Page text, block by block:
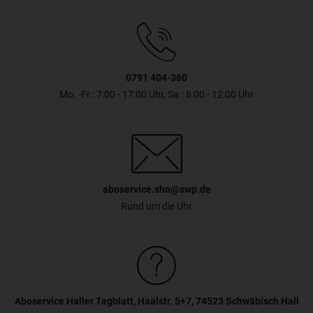
0791 404-360
Mo. -Fr.: 7:00 - 17:00 Uhr, Sa.: 8:00 - 12:00 Uhr
aboservice.sho@swp.de
Rund um die Uhr
Aboservice Haller Tagblatt, Haalstr. 5+7, 74523 Schwäbisch Hall